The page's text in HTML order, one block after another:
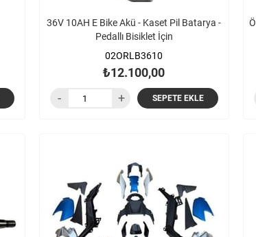
36V 10AH E Bike Akü - Kaset Pil Batarya -
Pedallı Bisiklet İçin
02ORLB3610
₺12.100,00
SEPETE EKLE